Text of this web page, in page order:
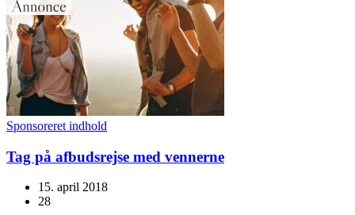
Sponsoreret indhold
Tag på afbudsrejse med vennerne
15. april 2018
28